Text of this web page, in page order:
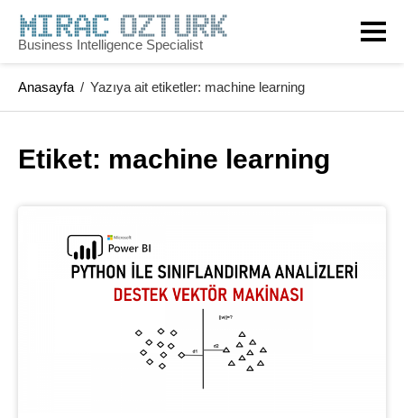
content
Business Intelligence Specialist
Anasayfa / Yazıya ait etiketler: machine learning
Etiket: machine learning